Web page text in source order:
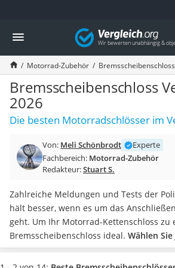
Die beliebtesten Vergleiche nach Kategorie
Auto & Motor
Fahrradträger-Anhängerkupplung (4
Fahrradträger
Fahrradträger (Anhängerkupplung)
Fahrradträger 3 Fahrräder
Benzinkanister (20 l)
Dashcam
Benzinkanister
Marderschreck
AGM-Batterie Wohnmobil
Thule-Fahrradträger
FM-Transmitter
Sommerreifen 205/55 R16
Autobatterie-Ladegerät
Vergleich
Motorrad-Zubehör
Bremsscheibenschloss
2026
Die besten Motorradschlösser im
Von: Meli Schönbrodt
Experte
Fachbereich: Motorrad-Zubehör
Redakteur:Stuart S.
Zahlreiche Meldungen und Tests der
hält besser, wenn es um das
geht. Um Ihr Motorrad-Kettenschloss zu
Bremsscheibenschloss ideal. Wählen
mindestens 10 Millimeter dickes Schloss
Vergleichstabelle und machen Sie es